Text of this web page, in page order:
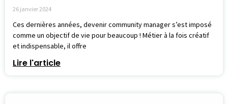
26 janvier 2024
Ces dernières années, devenir community manager s’est imposé
comme un objectif de vie pour beaucoup ! Métier à la fois créatif
et indispensable, il offre
Lire l'article